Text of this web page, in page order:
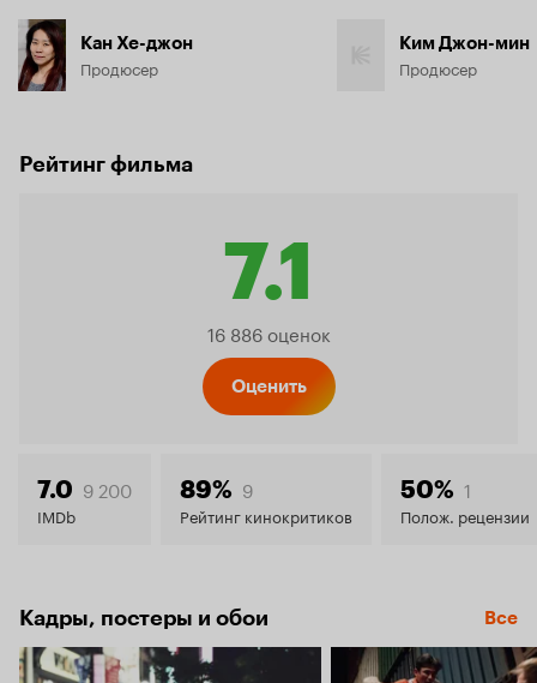
Кан Хе-джон
Продюсер
Ким Джон-мин
Продюсер
Рейтинг фильма
7.1
7.1
16 886 оценок
Оценить
7.0 9 200
IMDb
89% 9
Рейтинг кинокритиков
50% 1
Полож. рецензии
Кадры, постеры и обои Все